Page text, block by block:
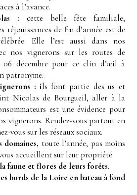
à l’avance.
: cette belle fête familiale,
réjouissances de fin d’année est de
Elle l’est aussi dans nos
nos vignerons sur les routes de
06 décembre pour ce clin d’œil à
patronyme.
: ils font partie des us et
Nicolas de Bourgueil, aller à la
est une évidence pour
vignerons. Rendez-vous partout en
vous sur les réseaux sociaux.
domaines, toute l’année, pas moins
accueillent sur leur propriété.
faune et flores de leurs forêts.
bords de la Loire en bateau à fond